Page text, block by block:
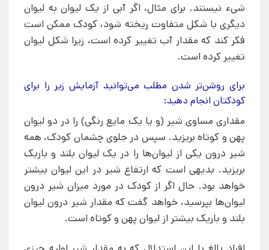
شیء نیستند. برای مثال، اگر آبی از یک لیوان به لیوان
دیگری با شکل متفاوت ریخته شود، کودک ممکن است
فکر کند که مقدار آب تغییر کرده است، زیرا شکل لیوان
تغییر کرده است.
برای روشن‌تر شدن مطلب می‌توانید آزمایش زیر را برای
کودکتان انجام دهید:
مقداری مساوی شیر (و یا یک مایع رنگی) را در دو لیوان
پهن و کوتاه بریزید. سپس در جلوی چشمان کودک، همه
شیر درون یکی از لیوان‌ها را در یک لیوان بلند و باریک
بریزید. بدیهی است که ارتفاع شیر در این لیوان بیشتر
خواهد بود. حال اگر از کودک در مورد میزان شیر درون
لیوان‌ها بپرسید، خواهد گفت که مقدار شیر درون لیوان
بلند و باریک بیشتر از لیوان پهن و کوتاه است.